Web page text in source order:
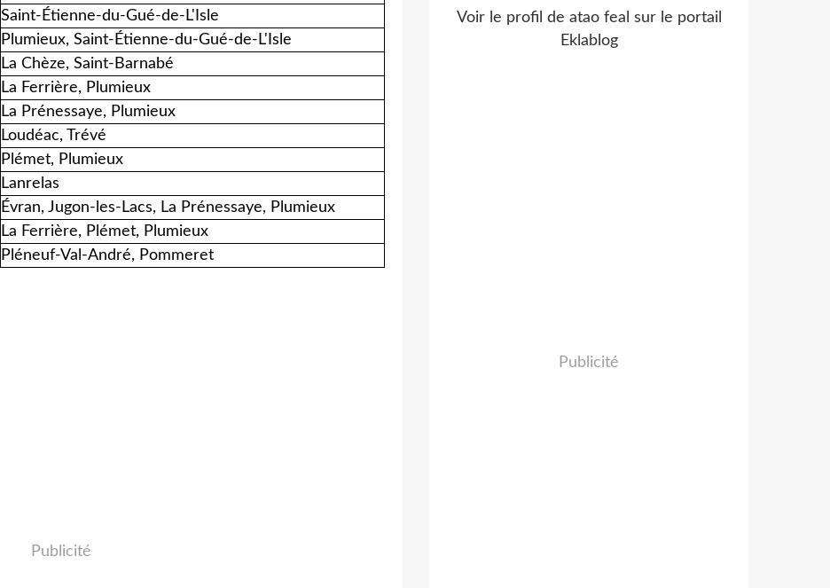
Saint-Étienne-du-Gué-de-L'Isle
Plumieux, Saint-Étienne-du-Gué-de-L'Isle
La Chèze, Saint-Barnabé
La Ferrière, Plumieux
La Prénessaye, Plumieux
Loudéac, Trévé
Plémet, Plumieux
Lanrelas
Évran, Jugon-les-Lacs, La Prénessaye, Plumieux
La Ferrière, Plémet, Plumieux
Pléneuf-Val-André, Pommeret
Publicité
Voir le profil de atao feal sur le portail
Eklablog
Publicité